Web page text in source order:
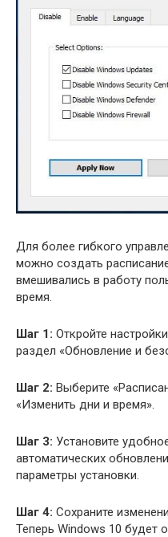
Для более гибкого
можно создать
вмешивались в работу
время.
Шаг 1: Откройте
раздел «Обновление и
Шаг 2: Выберите
«Изменить дни и время».
Шаг 3: Установите
автоматических
параметры установки.
Шаг 4: Сохраните
Теперь Windows 10 будет